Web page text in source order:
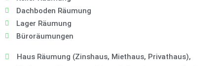
Dachboden Räumung
Lager Räumung
Büroräumungen
Haus Räumung (Zinshaus, Miethaus, Privathaus),